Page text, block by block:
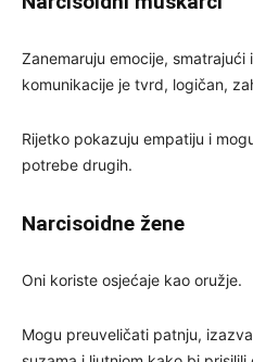
Zanemaruju emocije, smatrajući
komunikacije je tvrd, logičan,
Rijetko pokazuju empatiju i
potrebe drugih.
Narcisoidne žene
Oni koriste osjećaje kao oružje.
Mogu preuveličati patnju,